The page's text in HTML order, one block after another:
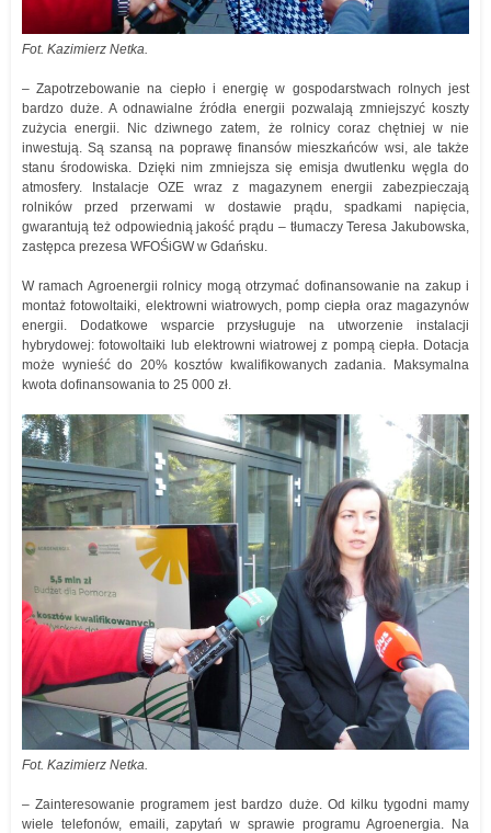
Fot. Kazimierz Netka.
– Zapotrzebowanie na ciepło i energię w gospodarstwach rolnych jest
bardzo duże. A odnawialne źródła energii pozwalają zmniejszyć koszty
zużycia energii. Nic dziwnego zatem, że rolnicy coraz chętniej w nie
inwestują. Są szansą na poprawę finansów mieszkańców wsi, ale także
stanu środowiska. Dzięki nim zmniejsza się emisja dwutlenku węgla do
atmosfery. Instalacje OZE wraz z magazynem energii zabezpieczają
rolników przed przerwami w dostawie prądu, spadkami napięcia,
gwarantują też odpowiednią jakość prądu – tłumaczy Teresa Jakubowska,
zastępca prezesa WFOŚiGW w Gdańsku.
W ramach Agroenergii rolnicy mogą otrzymać dofinansowanie na zakup i
montaż fotowoltaiki, elektrowni wiatrowych, pomp ciepła oraz magazynów
energii. Dodatkowe wsparcie przysługuje na utworzenie instalacji
hybrydowej: fotowoltaiki lub elektrowni wiatrowej z pompą ciepła. Dotacja
może wynieść do 20% kosztów kwalifikowanych zadania. Maksymalna
kwota dofinansowania to 25 000 zł.
Fot. Kazimierz Netka.
– Zainteresowanie programem jest bardzo duże. Od kilku tygodni mamy
wiele telefonów, emaili, zapytań w sprawie programu Agroenergia. Na